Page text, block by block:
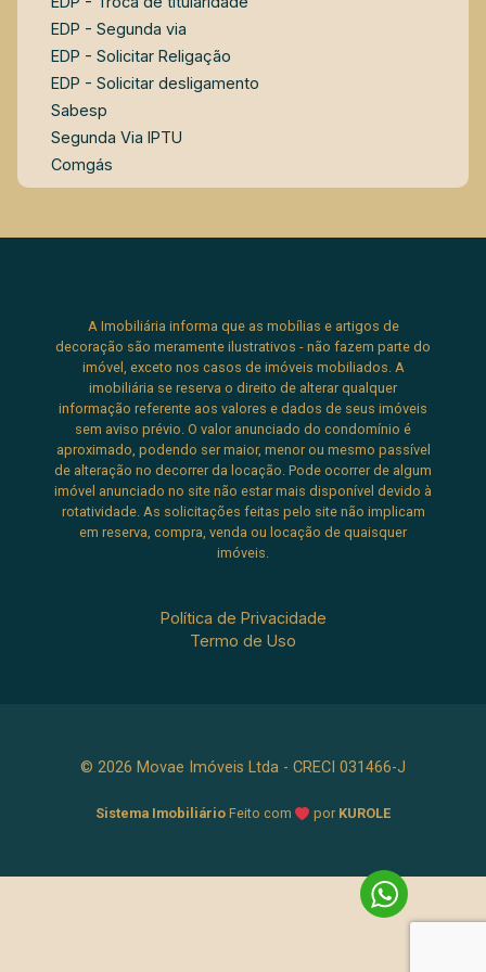
EDP - Segunda via
EDP - Solicitar Religação
EDP - Solicitar desligamento
Sabesp
Segunda Via IPTU
Comgás
A Imobiliária informa que as mobílias e artigos de
decoração são meramente ilustrativos - não fazem parte do
imóvel, exceto nos casos de imóveis mobiliados. A
imobiliária se reserva o direito de alterar qualquer
informação referente aos valores e dados de seus imóveis
sem aviso prévio. O valor anunciado do condomínio é
aproximado, podendo ser maior, menor ou mesmo passível
de alteração no decorrer da locação. Pode ocorrer de algum
imóvel anunciado no site não estar mais disponível devido à
rotatividade. As solicitações feitas pelo site não implicam
em reserva, compra, venda ou locação de quaisquer
imóveis.
Política de Privacidade
Termo de Uso
© 2026 Movae Imóveis Ltda - CRECI 031466-J
Sistema Imobiliário Feito com por KUROLE